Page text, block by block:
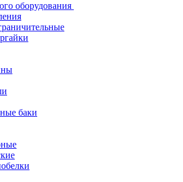
оборудования
баки